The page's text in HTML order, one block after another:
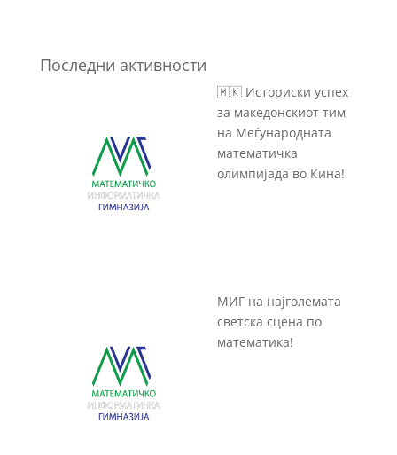
Последни активности
🇲🇰 Историски успех
за македонскиот тим
на Меѓународната
математичка
олимпијада во Кина!
МИГ на најголемата
светска сцена по
математика!